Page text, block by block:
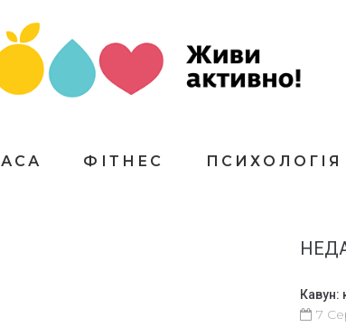
ФІТНЕС ПСИХОЛОГІЯ
Кавун:
7